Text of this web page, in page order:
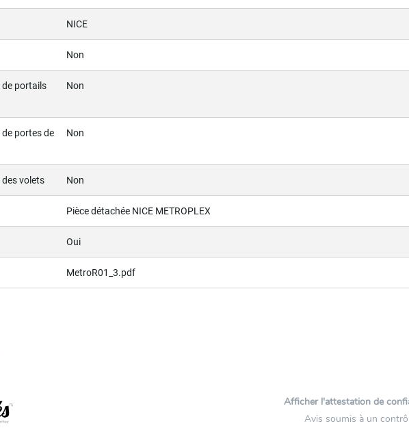
NICE
Non
de portails
Non
portes de
Non
volets Non
Pièce détachée NICE METROPLEX
Oui
MetroR01_3.pdf
Afficher l'attestation de
Avis soumis à un